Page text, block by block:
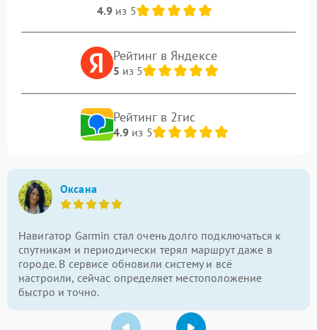
4.9из 5
Рейтинг в Яндексе
5 из 5
Рейтинг в 2гис
4.9из 5
Оксана
Навигатор Garmin стал очень долго подключаться к
спутникам и периодически терял маршрут даже в
городе. В сервисе обновили систему и всё
настроили, сейчас определяет местоположение
быстро и точно.